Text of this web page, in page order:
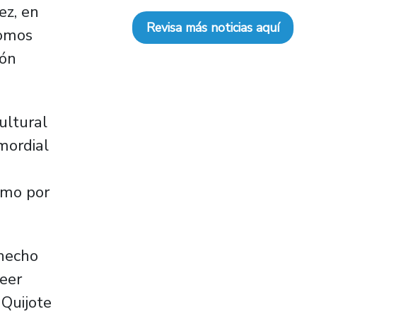
en
por
Revisa más noticias aquí